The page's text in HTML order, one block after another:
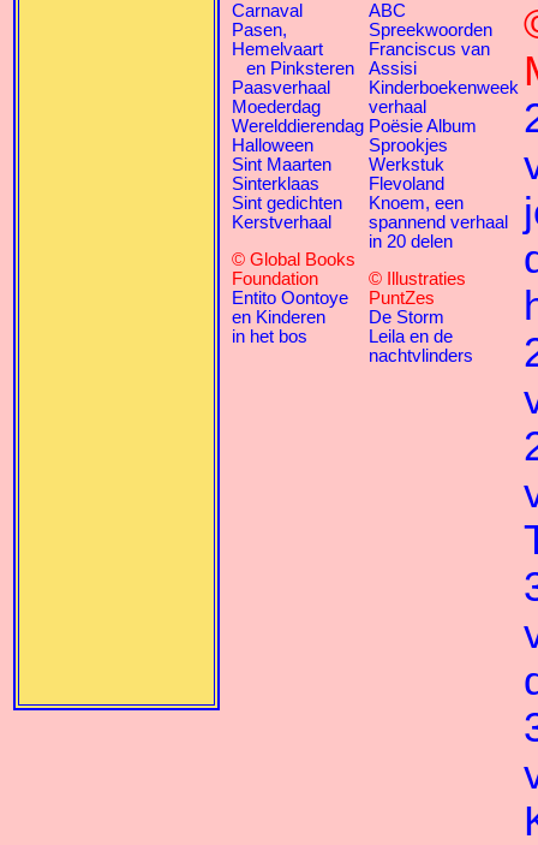
Carnaval
Pasen,
Hemelvaart
en Pinksteren
Paasverhaal
Moederdag
Werelddierendag
Halloween
Sint Maarten
Sinterklaas
Sint gedichten
Kerstverhaal
© Global Books
Foundation
Entito Oontoye
en Kinderen
in het bos
ABC
Spreekwoorden
Franciscus van
Assisi
Kinderboekenweek
verhaal
Poësie Album
Sprookjes
Werkstuk
Flevoland
Knoem, een
spannend verhaal
in 20 delen
© Illustraties
PuntZes
De Storm
Leila en de
nachtvlinders